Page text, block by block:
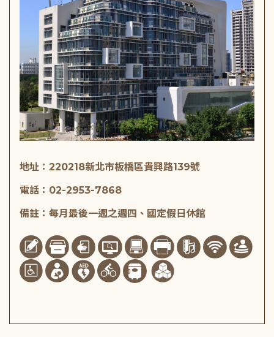
地址：220218新北市板橋區貴興路139號
電話：02-2953-7868
備註：每月最後一週之週四、國定假日休館